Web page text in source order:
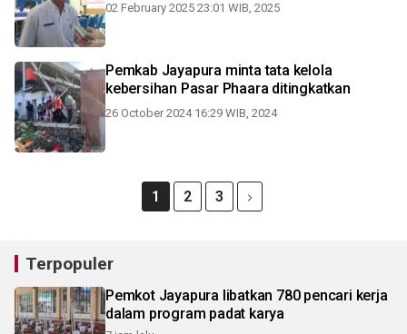
02 February 2025 23:01 WIB, 2025
Pemkab Jayapura minta tata kelola
kebersihan Pasar Phaara ditingkatkan
26 October 2024 16:29 WIB, 2024
1 2 3
Terpopuler
Pemkot Jayapura libatkan 780 pencari kerja
dalam program padat karya